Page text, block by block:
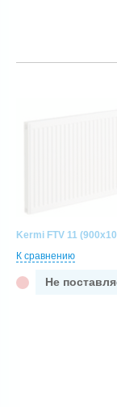
Kermi FTV 11
К сравнению
Не